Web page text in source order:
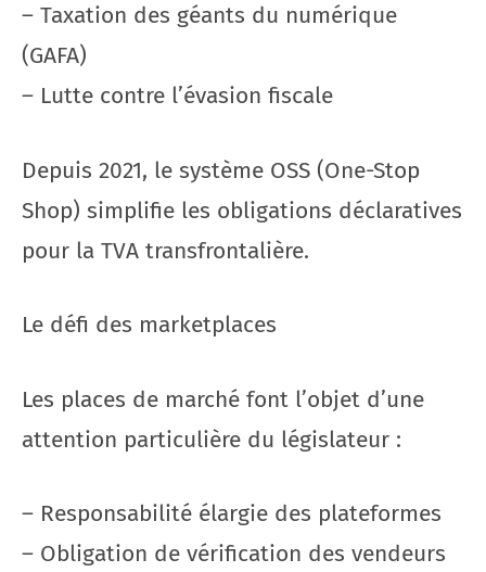
– Taxation des géants du numérique
(GAFA)
– Lutte contre l’évasion fiscale
Depuis 2021, le système OSS (One-Stop
Shop) simplifie les obligations déclaratives
pour la TVA transfrontalière.
Le défi des marketplaces
Les places de marché font l’objet d’une
attention particulière du législateur :
– Responsabilité élargie des plateformes
– Obligation de vérification des vendeurs